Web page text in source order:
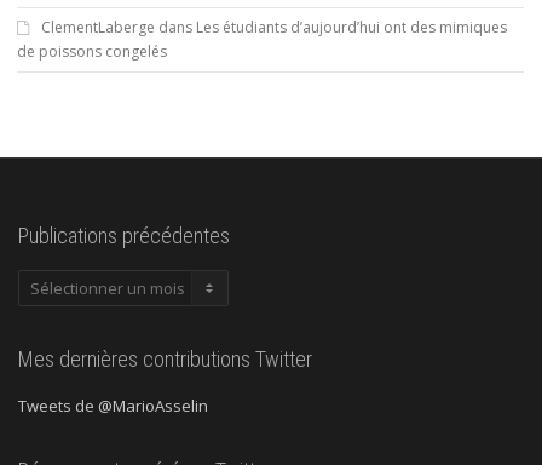
ClementLaberge dans Les étudiants d’aujourd’hui ont des mimiques
de poissons congelés
Publications précédentes
Publications
Mes dernières contributions Twitter
Tweets de @MarioAsselin